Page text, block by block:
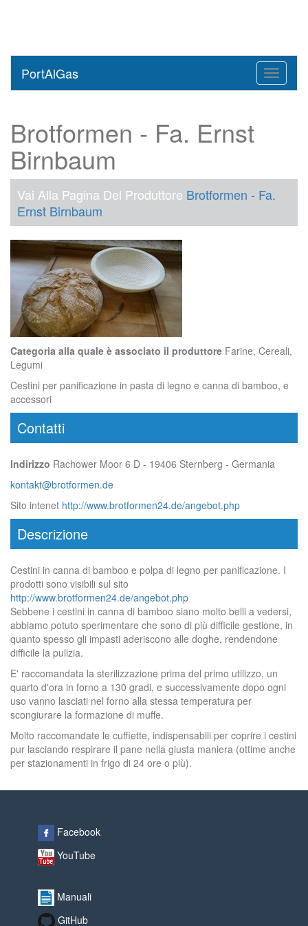
Toggle
PortAlGas
Brotformen - Fa. Ernst
Birnbaum
Vai Alla Pagina Del Produttore Brotformen - Fa.
Ernst Birnbaum
Categoria alla quale è associato il produttore Farine, Cereali,
Legumi
Cestini per panificazione in pasta di legno e canna di bamboo, e
accessori
Contatti
Indirizzo Rachower Moor 6 D - 19406 Sternberg - Germania
kontakt@brotformen.de
Sito intenet http://www.brotformen24.de/angebot.php
Descrizione
Cestini in canna di bamboo e polpa di legno per panificazione. I
prodotti sono visibili sul sito
http://www.brotformen24.de/angebot.php
Sebbene i cestini in canna di bamboo siano molto belli a vedersi,
abbiamo potuto sperimentare che sono di più difficile gestione, in
quanto spesso gli impasti aderiscono alle doghe, rendendone
difficile la pulizia.
E' raccomandata la sterilizzazione prima del primo utilizzo, un
quarto d'ora in forno a 130 gradi, e successivamente dopo ogni
uso vanno lasciati nel forno alla stessa temperatura per
scongiurare la formazione di muffe.
Molto raccomandate le cuffiette, indispensabili per coprire i cestini
pur lasciando respirare il pane nella giusta maniera (ottime anche
per stazionamenti in frigo di 24 ore o più).
Facebook
YouTube
Manuali
GitHub